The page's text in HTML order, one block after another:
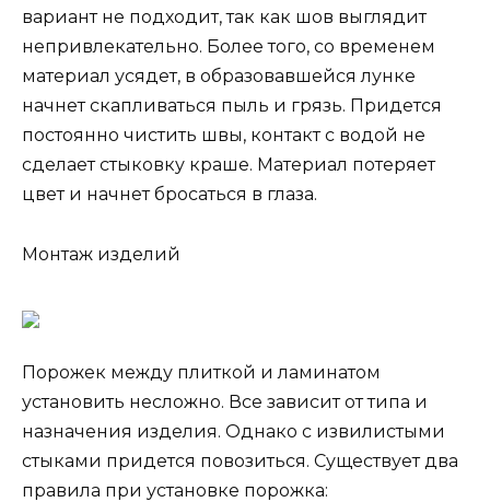
вариант не подходит, так как шов выглядит
непривлекательно. Более того, со временем
материал усядет, в образовавшейся лунке
начнет скапливаться пыль и грязь. Придется
постоянно чистить швы, контакт с водой не
сделает стыковку краше. Материал потеряет
цвет и начнет бросаться в глаза.
Монтаж изделий
Порожек между плиткой и ламинатом
установить несложно. Все зависит от типа и
назначения изделия. Однако с извилистыми
стыками придется повозиться. Существует два
правила при установке порожка: